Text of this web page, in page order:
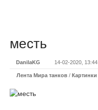
месть
DanilaKG 14-02-2020, 13:44
Лента Мира танков / Картинки